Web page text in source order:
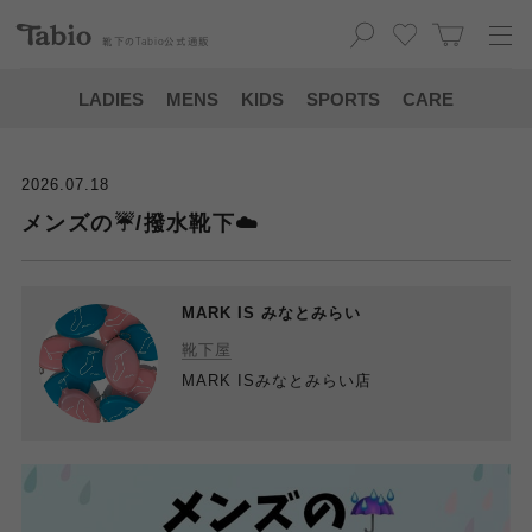
靴下の Tabio 公式通販
LADIES MENS KIDS SPORTS CARE
2026.07.18
メンズの☔️/撥水靴下☁️
MARK IS みなとみらい
靴下屋
MARK ISみなとみらい店